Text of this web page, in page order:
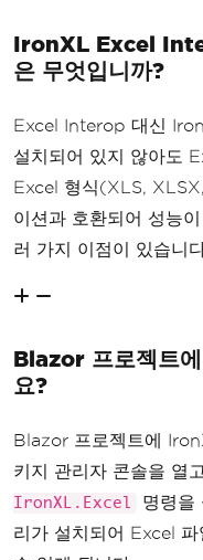
IronXL Excel
은 무엇입니까?
Excel Interop 대신
설치되어 있지 않아도
Excel 형식(XLS,
이션과 호환되어 성능
러 가지 이점이 있습니
Blazor 프로젝트
요?
Blazor 프로젝트에
키지 관리자 콘솔을 열
IronXL.Excel
명령을
리가 설치되어 Excel